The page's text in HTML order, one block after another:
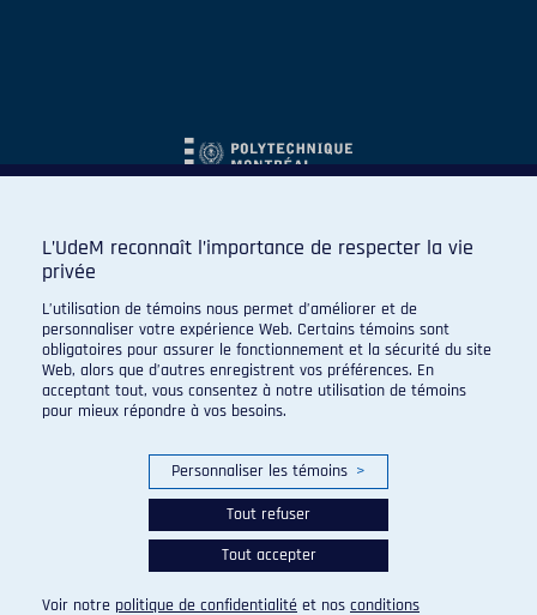
© 2026 Carabins de l'Université de Montréal. Tous droits
réservés.
L’UdeM reconnaît l’importance de respecter la vie
privée
L’utilisation de témoins nous permet d’améliorer et de
personnaliser votre expérience Web. Certains témoins sont
obligatoires pour assurer le fonctionnement et la sécurité du site
Web, alors que d’autres enregistrent vos préférences. En
acceptant tout, vous consentez à notre utilisation de témoins
pour mieux répondre à vos besoins.
Personnaliser les témoins >
Tout refuser
Tout accepter
Voir notre politique de confidentialité et nos conditions